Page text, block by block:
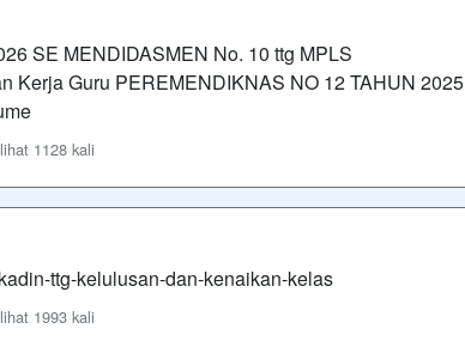
SE MENDIDASMEN No. 10 ttg MPLS
Kerja Guru PEREMENDIKNAS NO 12 TAHUN 2025
1128 kali
ttg-kelulusan-dan-kenaikan-kelas
1993 kali